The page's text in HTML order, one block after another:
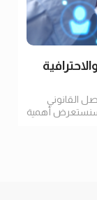
القانوني
سنستعرض أهمية